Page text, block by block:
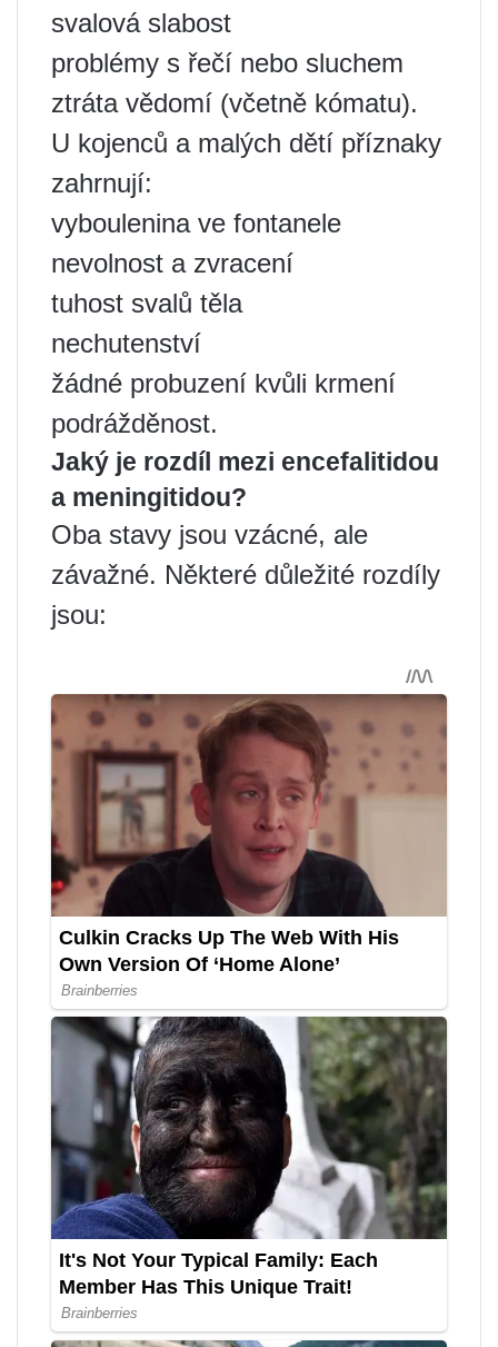
svalová slabost
problémy s řečí nebo sluchem
ztráta vědomí (včetně kómatu).
U kojenců a malých dětí příznaky
zahrnují:
vyboulenina ve fontanele
nevolnost a zvracení
tuhost svalů těla
nechutenství
žádné probuzení kvůli krmení
podrážděnost.
Jaký je rozdíl mezi encefalitidou
a meningitidou?
Oba stavy jsou vzácné, ale
závažné. Některé důležité rozdíly
jsou: